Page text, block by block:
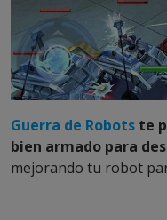
Guerra de Robots te
bien armado para
mejorando tu robot